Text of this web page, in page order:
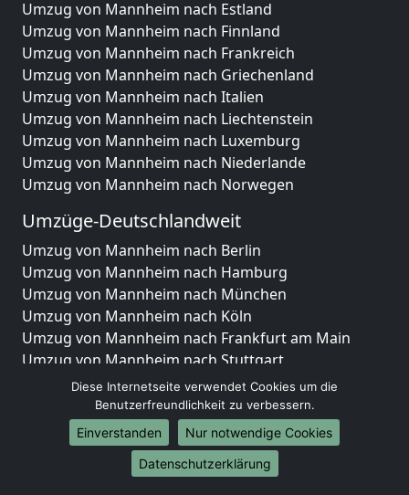
Umzug von Mannheim nach Estland
Umzug von Mannheim nach Finnland
Umzug von Mannheim nach Frankreich
Umzug von Mannheim nach Griechenland
Umzug von Mannheim nach Italien
Umzug von Mannheim nach Liechtenstein
Umzug von Mannheim nach Luxemburg
Umzug von Mannheim nach Niederlande
Umzug von Mannheim nach Norwegen
Umzüge-Deutschlandweit
Umzug von Mannheim nach Berlin
Umzug von Mannheim nach Hamburg
Umzug von Mannheim nach München
Umzug von Mannheim nach Köln
Umzug von Mannheim nach Frankfurt am Main
Umzug von Mannheim nach Stuttgart
Umzug von Mannheim nach Düsseldorf
Umzug von Mannheim nach Leipzig
Umzug von Mannheim nach Dortmund
Umzug von Mannheim nach Essen
Umzug von Mannheim nach Bremen
Diese Internetseite verwendet Cookies um die
Benutzerfreundlichkeit zu verbessern.
Einverstanden
Nur notwendige Cookies
Datenschutzerklärung